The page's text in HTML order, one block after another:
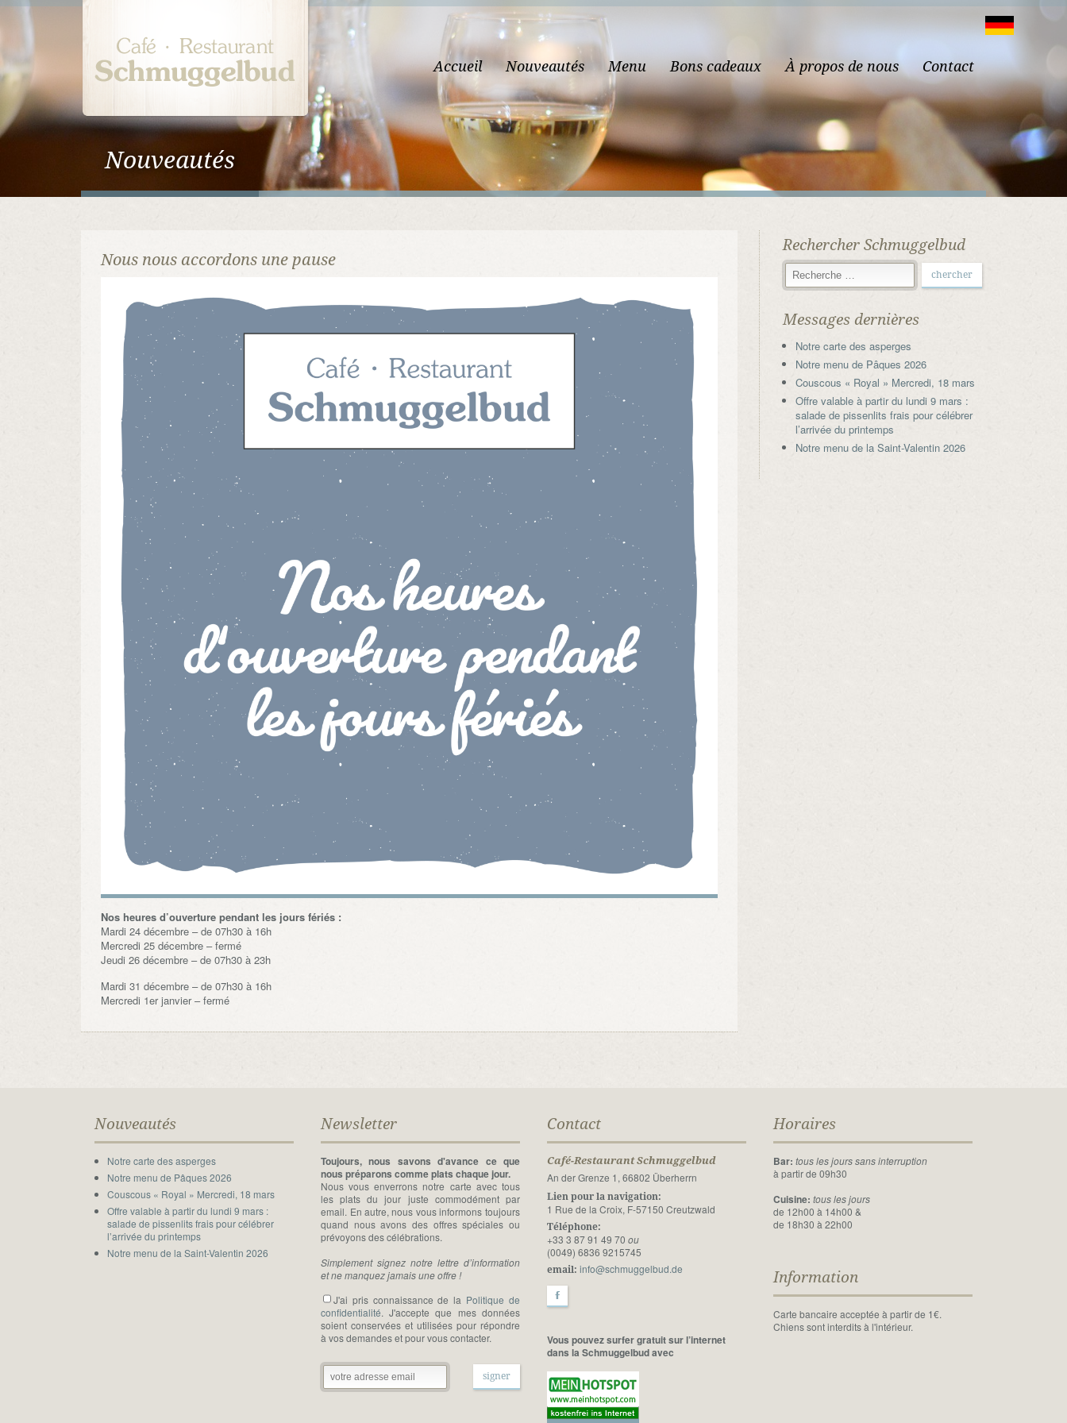
Accueil Nouveautés Menu Bons cadeaux À propos de nous Contact
Nouveautés
Nous nous accordons une pause
Nos heures d’ouverture pendant les jours fériés :
Mardi 24 décembre – de 07h30 à 16h
Mercredi 25 décembre – fermé
Jeudi 26 décembre – de 07h30 à 23h
Mardi 31 décembre – de 07h30 à 16h
Mercredi 1er janvier – fermé
Rechercher Schmuggelbud
Messages dernières
Notre carte des asperges
Notre menu de Pâques 2026
Couscous « Royal » Mercredi, 18 mars
Offre valable à partir du lundi 9 mars :
salade de pissenlits frais pour célébrer
l’arrivée du printemps
Notre menu de la Saint-Valentin 2026
Nouveautés
Notre carte des asperges
Notre menu de Pâques 2026
Couscous « Royal » Mercredi, 18 mars
Offre valable à partir du lundi 9 mars :
salade de pissenlits frais pour célébrer
l’arrivée du printemps
Notre menu de la Saint-Valentin 2026
Newsletter
Toujours, nous savons d'avance ce que
nous préparons comme plats chaque jour.
Nous vous enverrons notre carte avec tous
les plats du jour juste commodément par
email. En autre, nous vous informons toujours
quand nous avons des offres spéciales ou
prévoyons des célébrations.
Simplement signez notre lettre d’information
et ne manquez jamais une offre !
J'ai pris connaissance de la Politique de
confidentialité. J'accepte que mes données
soient conservées et utilisées pour répondre
à vos demandes et pour vous contacter.
Contact
Café-Restaurant Schmuggelbud
An der Grenze 1, 66802 Überherrn
Lien pour la navigation:
1 Rue de la Croix, F-57150 Creutzwald
Téléphone:
+33 3 87 91 49 70 ou
(0049) 6836 9215745
email: info@schmuggelbud.de
F
Horaires
Bar: tous les jours sans interruption
à partir de 09h30
Cuisine: tous les jours
de 12h00 à 14h00 &
de 18h30 à 22h00
Information
Carte bancaire acceptée à partir de 1€.
Chiens sont interdits à l'intérieur.
Vous pouvez surfer gratuit sur l’internet
dans la Schmuggelbud avec